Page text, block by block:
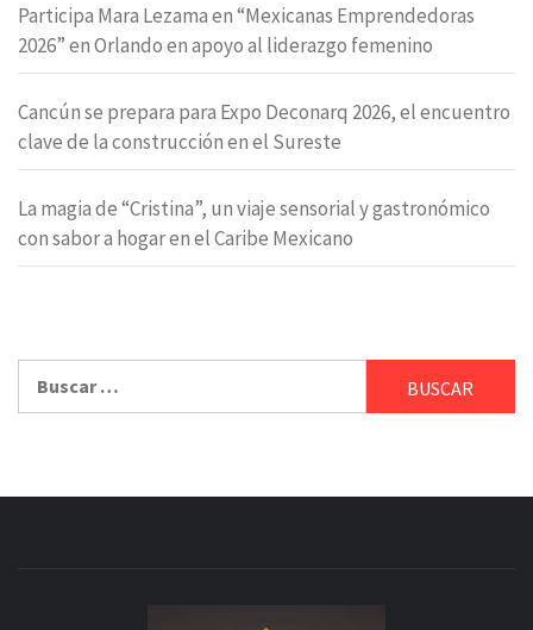
Participa Mara Lezama en “Mexicanas Emprendedoras
2026” en Orlando en apoyo al liderazgo femenino
Cancún se prepara para Expo Deconarq 2026, el encuentro
clave de la construcción en el Sureste
La magia de “Cristina”, un viaje sensorial y gastronómico
con sabor a hogar en el Caribe Mexicano